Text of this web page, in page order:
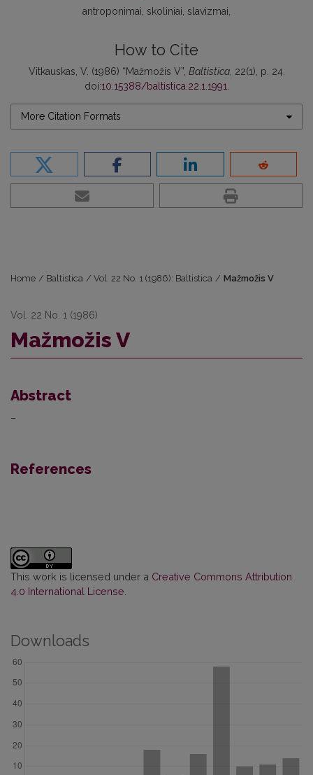
antroponimai skoliniai slavizmai
How to Cite
Vitkauskas, V. (1986) “Mažmožis V”, Baltistica, 22(1), p. 24.
doi:10.15388/baltistica.22.1.1991.
More Citation Formats
Home / Baltistica / Vol. 22 No. 1 (1986): Baltistica / Mažmožis V
Vol. 22 No. 1 (1986)
Mažmožis V
Abstract
–
References
This work is licensed under a Creative Commons Attribution
4.0 International License
Downloads